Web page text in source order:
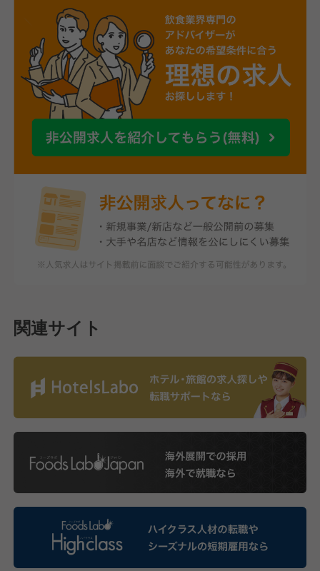
関連サイト